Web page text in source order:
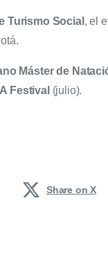
Turismo Social , el
Máster de
Festival (julio).
Share on X